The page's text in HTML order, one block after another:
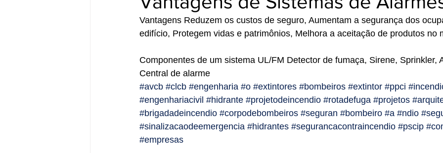
Vantagens Reduzem os custos de seguro, Aumentam a segurança dos
edifício, Protegem vidas e patrimônios, Melhora a aceitação de produtos no
Componentes de um sistema UL/FM Detector de fumaça, Sirene, Sprinkler,
Central de alarme
#avcb #clcb #engenharia #o #extintores #bombeiros #extintor #ppci
#engenhariacivil #hidrante #projetodeincendio #rotadefuga #projetos
#brigadadeincendio #corpodebombeiros #seguran #bombeiro #a #ndio
#sinalizacaodeemergencia #hidrantes #segurancacontraincendio #pscip
#empresas